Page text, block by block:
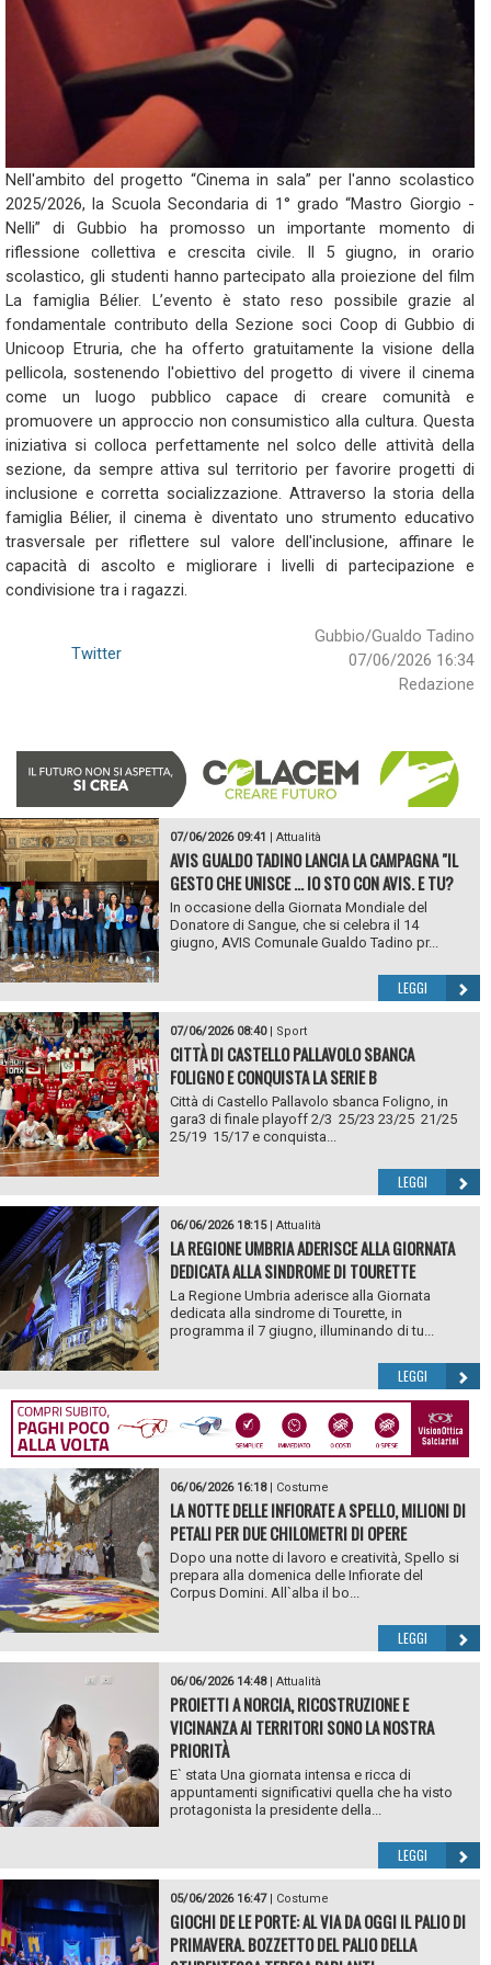
Nell'ambito del progetto “Cinema in sala” per l'anno scolastico
2025/2026, la Scuola Secondaria di 1° grado “Mastro Giorgio -
Nelli” di Gubbio ha promosso un importante momento di
riflessione collettiva e crescita civile. Il 5 giugno, in orario
scolastico, gli studenti hanno partecipato alla proiezione del film
La famiglia Bélier. L’evento è stato reso possibile grazie al
fondamentale contributo della Sezione soci Coop di Gubbio di
Unicoop Etruria, che ha offerto gratuitamente la visione della
pellicola, sostenendo l'obiettivo del progetto di vivere il cinema
come un luogo pubblico capace di creare comunità e
promuovere un approccio non consumistico alla cultura. Questa
iniziativa si colloca perfettamente nel solco delle attività della
sezione, da sempre attiva sul territorio per favorire progetti di
inclusione e corretta socializzazione. Attraverso la storia della
famiglia Bélier, il cinema è diventato uno strumento educativo
trasversale per riflettere sul valore dell'inclusione, affinare le
capacità di ascolto e migliorare i livelli di partecipazione e
condivisione tra i ragazzi.
Gubbio/Gualdo Tadino
07/06/2026 16:34
Redazione
Twitter
07/06/2026 09:41 | Attualità
AVIS GUALDO TADINO LANCIA LA CAMPAGNA "IL
GESTO CHE UNISCE ... IO STO CON AVIS. E TU?
In occasione della Giornata Mondiale del
Donatore di Sangue, che si celebra il 14
giugno, AVIS Comunale Gualdo Tadino pr...
LEGGI
07/06/2026 08:40| Sport
CITTÀ DI CASTELLO PALLAVOLO SBANCA
FOLIGNO E CONQUISTA LA SERIE B
Città di Castello Pallavolo sbanca Foligno, in
gara3 di finale playoff 2/3 25/23 23/25 21/25
25/19 15/17 e conquista...
LEGGI
06/06/2026 18:15| Attualità
LA REGIONE UMBRIA ADERISCE ALLA GIORNATA
DEDICATA ALLA SINDROME DI TOURETTE
La Regione Umbria aderisce alla Giornata
dedicata alla sindrome di Tourette, in
programma il 7 giugno, illuminando di tu...
LEGGI
06/06/2026 16:18| Costume
LA NOTTE DELLE INFIORATE A SPELLO, MILIONI DI
PETALI PER DUE CHILOMETRI DI OPERE
Dopo una notte di lavoro e creatività, Spello si
prepara alla domenica delle Infiorate del
Corpus Domini. All`alba il bo...
LEGGI
06/06/2026 14:48| Attualità
PROIETTI A NORCIA, RICOSTRUZIONE E
VICINANZA AI TERRITORI SONO LA NOSTRA
PRIORITÀ
E` stata Una giornata intensa e ricca di
appuntamenti significativi quella che ha visto
protagonista la presidente della...
LEGGI
05/06/2026 16:47| Costume
GIOCHI DE LE PORTE: AL VIA DA OGGI IL PALIO DI
PRIMAVERA. BOZZETTO DEL PALIO DELLA